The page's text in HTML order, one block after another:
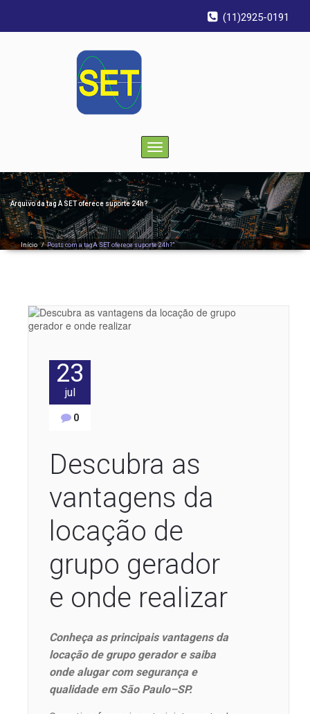
(11)2925-0191
Toggle
navigation
Arquivo da tagA SET oferece suporte 24h?
Início /Posts com a tagA SET oferece suporte 24h?"
23
jul
0
Descubra as
vantagens da
locação de
grupo gerador
e onde realizar
Conheça as principais vantagens da
locação de grupo gerador e saiba
onde alugar com segurança e
qualidade em São Paulo–SP.